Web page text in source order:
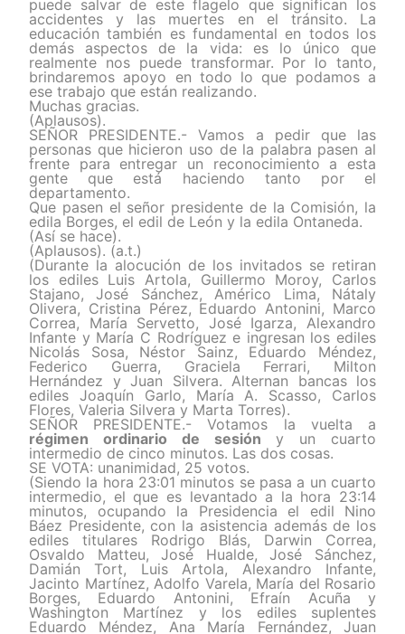
puede salvar de este flagelo que significan los
accidentes y las muertes en el tránsito. La
educación también es fundamental en todos los
demás aspectos de la vida: es lo único que
realmente nos puede transformar. Por lo tanto,
brindaremos apoyo en todo lo que podamos a
ese trabajo que están realizando.
Muchas gracias.
(Aplausos).
SEÑOR PRESIDENTE.- Vamos a pedir que las
personas que hicieron uso de la palabra pasen al
frente para entregar un reconocimiento a esta
gente que está haciendo tanto por el
departamento.
Que pasen el señor presidente de la Comisión, la
edila Borges, el edil de León y la edila Ontaneda.
(Así se hace).
(Aplausos). (a.t.)
(Durante la alocución de los invitados se retiran
los ediles Luis Artola, Guillermo Moroy, Carlos
Stajano, José Sánchez, Américo Lima, Nátaly
Olivera, Cristina Pérez, Eduardo Antonini, Marco
Correa, María Servetto, José Igarza, Alexandro
Infante y María C Rodríguez e ingresan los ediles
Nicolás Sosa, Néstor Sainz, Eduardo Méndez,
Federico Guerra, Graciela Ferrari, Milton
Hernández y Juan Silvera. Alternan bancas los
ediles Joaquín Garlo, María A. Scasso, Carlos
Flores, Valeria Silvera y Marta Torres).
SEÑOR PRESIDENTE.- Votamos la vuelta a
régimen ordinario de sesión y un cuarto
intermedio de cinco minutos. Las dos cosas.
SE VOTA: unanimidad, 25 votos.
(Siendo la hora 23:01 minutos se pasa a un cuarto
intermedio, el que es levantado a la hora 23:14
minutos, ocupando la Presidencia el edil Nino
Báez Presidente, con la asistencia además de los
ediles titulares Rodrigo Blás, Darwin Correa,
Osvaldo Matteu, José Hualde, José Sánchez,
Damián Tort, Luis Artola, Alexandro Infante,
Jacinto Martínez, Adolfo Varela, María del Rosario
Borges, Eduardo Antonini, Efraín Acuña y
Washington Martínez y los ediles suplentes
Eduardo Méndez, Ana María Fernández, Juan